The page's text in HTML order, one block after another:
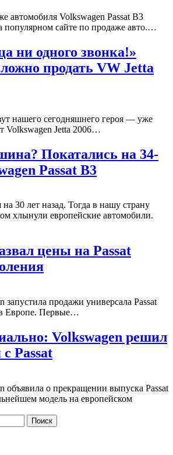
автомобиля Volkswagen Passat B3
популярном сайте по продаже авто.…
ни одного звонка!»
продать VW Jetta
нашего сегодняшнего героя — уже
Volkswagen Jetta 2006…
Покатались на 34-
Passat B3
30 лет назад. Тогда в нашу страну
хлынули европейские автомобили.
цены на Passat
продажи универсала Passat
в Европе. Первые…
Volkswagen решил
Passat
объявила о прекращении выпуска Рassat
модель на европейском